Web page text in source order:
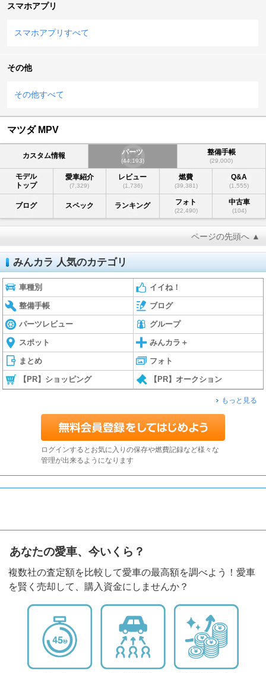
スマホアプリ
スマホアプリすべて
その他
その他すべて
マツダ MPV
カスタム情報 パーツ
(44,193)
整備手帳
(29,000)
モデル
トップ
愛車紹介
(7,329)
レビュー
(1,736)
燃費
(39,381)
Q&A
(1,555)
ブログ スペック ランキング フォト
(22,490)
中古車
(104)
ページの先頭へ ▲
みんカラ 人気のカテゴリ
車種別 イイね！
整備手帳 ブログ
パーツレビュー グループ
スポット みんカラ＋
まとめ フォト
【PR】ショッピング 【PR】オークション
もっと見る
ログインするとお気に入りの保存や燃費記録など様々な
管理が出来るようになります
あなたの愛車、今いくら？
複数社の査定額を比較して愛車の最高額を調べよう！愛車
を賢く売却して、購入資金にしませんか？